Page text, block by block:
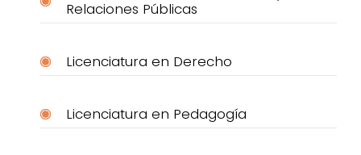
Relaciones Públicas
Licenciatura en Derecho
Licenciatura en Pedagogía